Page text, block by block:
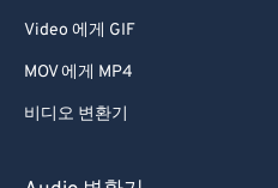
Video 에게 GIF
MOV 에게 MP4
비디오 변환기